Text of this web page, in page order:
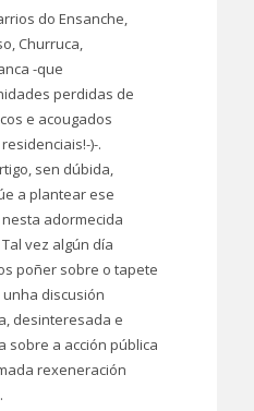
do Ensanche,
Churruca,
-que
perdidas de
e acougados
)-.
sen dúbida,
a plantear ese
adormecida
vez algún día
poñer sobre o tapete
unha discusión
desinteresada e
sobre a acción pública
rexeneración